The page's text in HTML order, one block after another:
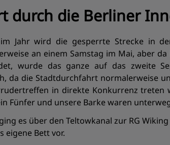
durch die Berliner
Jahr wird die gesperrte Strecke in
an einem Samstag im Mai, aber
wurde das ganze auf das zweite
da die Stadtdurchfahrt normalerweise
in direkte Konkurrenz treten
Fünfer und unsere Barke waren
es über den Teltowkanal zur RG
eigene Bett vor.